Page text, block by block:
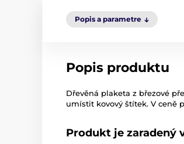
Popis a parametre
Popis produktu
Dřevěná plaketa z březové
umístit kovový štítek. V ceně
Produkt je zaradený